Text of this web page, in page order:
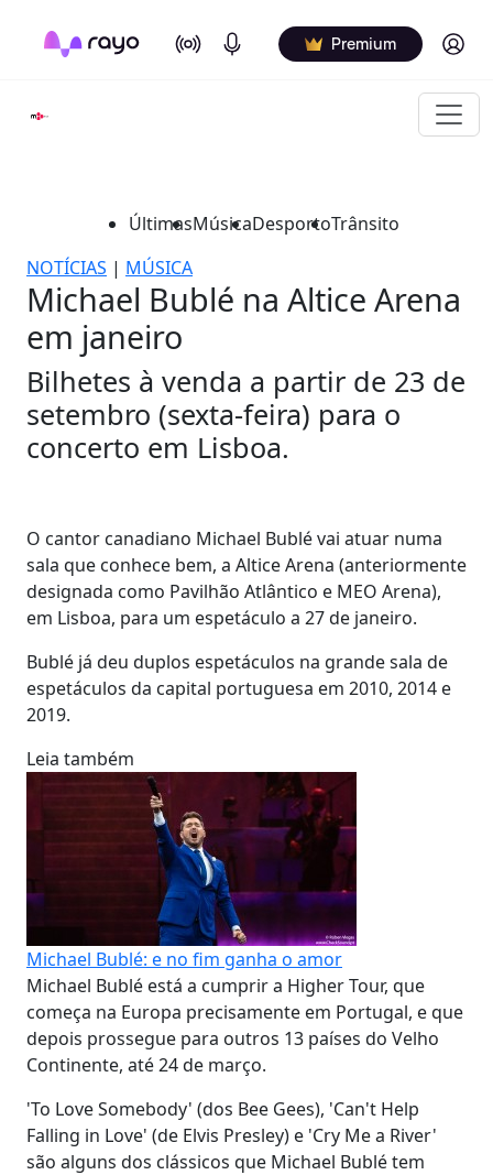
On Air Podcasts Premium Log in
ÚltimasMúsicaDesportoTrânsito
NOTÍCIAS | MÚSICA
Michael Bublé na Altice Arena
em janeiro
Bilhetes à venda a partir de 23 de
setembro (sexta-feira) para o
concerto em Lisboa.
O cantor canadiano Michael Bublé vai atuar numa
sala que conhece bem, a Altice Arena (anteriormente
designada como Pavilhão Atlântico e MEO Arena),
em Lisboa, para um espetáculo a 27 de janeiro.
Bublé já deu duplos espetáculos na grande sala de
espetáculos da capital portuguesa em 2010, 2014 e
2019.
Leia também
Michael Bublé: e no fim ganha o amor
Michael Bublé está a cumprir a Higher Tour, que
começa na Europa precisamente em Portugal, e que
depois prossegue para outros 13 países do Velho
Continente, até 24 de março.
'To Love Somebody' (dos Bee Gees), 'Can't Help
Falling in Love' (de Elvis Presley) e 'Cry Me a River'
são alguns dos clássicos que Michael Bublé tem